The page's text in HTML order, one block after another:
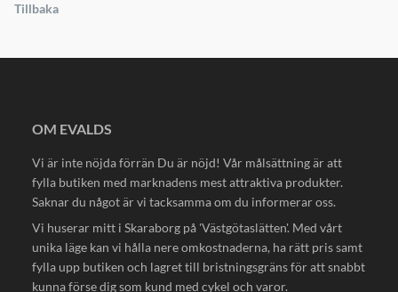
Tillbaka
OM EVALDS
Vi är inte nöjda förrän Du är nöjd! Vår målsättning är att
fylla butiken med marknadens mest attraktiva produkter.
Saknar du något är vi tacksamma om du informerar oss.
Vi huserar mitt i Skaraborg på 'Västgötaslätten'. Med vårt
unika läge kan vi hålla nere omkostnaderna, ha rätt pris samt
fylla upp butiken och lagret till bristningsgräns för att snabbt
kunna förse dig som kund med cykel och varor.